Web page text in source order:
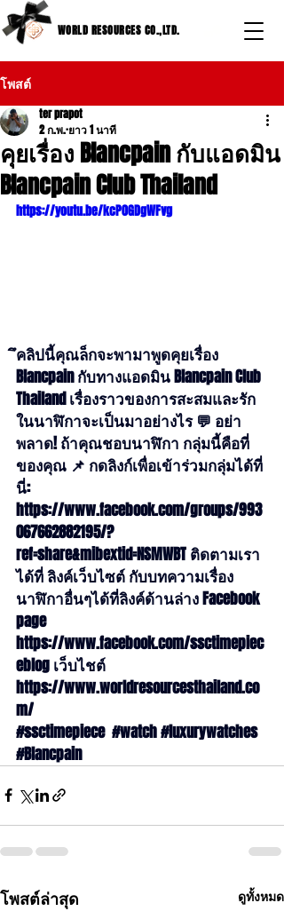
WORLD RESOURCES CO.,LTD.
โพสต์
คุยเรื่อง Blancpain กับแอดมิน
Blancpain Club Thailand
ter prapot
2 ก.พ. ยาว 1 นาที
https://youtu.be/kcP0GDgWFvg
ึคลิปนี้คุณล็กจะพามาพูดคุยเรื่อง
Blancpain กับทางแอดมิน Blancpain Club
Thailand เรื่องราวของการสะสมและรัก
ในนาฬิกาจะเป็นมาอย่างไร 💬 อย่า
พลาด! ถ้าคุณชอบนาฬิกา กลุ่มนี้คือที่
ของคุณ 📌 กดลิงก์เพื่อเข้าร่วมกลุ่มได้ที่
นี่:
https://www.facebook.com/groups/993
067662882195/?
ref=share&mibextid=NSMWBT ติดตามเรา
ได้ที่ ลิงค์เว็บไซต์ กับบทความเรื่อง
นาฬิกาอื่นๆได้ที่ลิงค์ด้านล่าง Facebook
page
https://www.facebook.com/ssctimepiec
eblog เว็บไชต์
https://www.worldresourcesthailand.co
m/
#ssctimepiece #watch#luxurywatches
#Blancpain
โพสต์ล่าสุด ดูทั้งหมด